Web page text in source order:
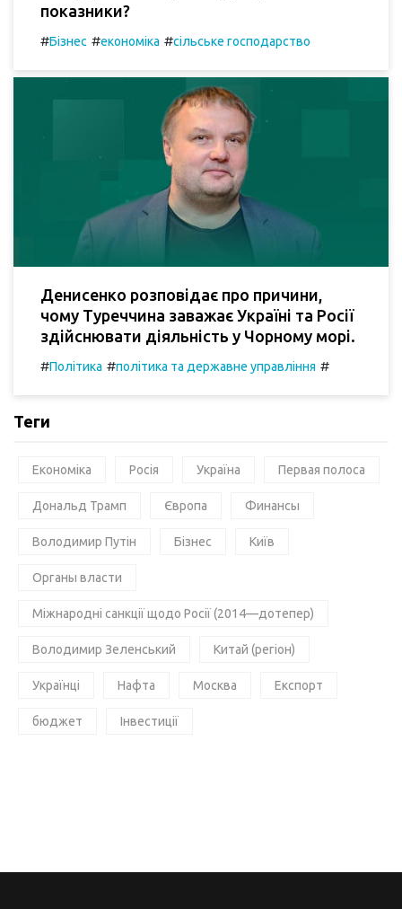
показники?
#Бізнес #економіка #сільське господарство
Денисенко розповідає про причини,
чому Туреччина заважає Україні та Росії
здійснювати діяльність у Чорному морі.
#Політика #політика та державне управління #
Теги
Економіка Росія Україна Первая полоса
Дональд Трамп Європа Финансы
Володимир Путін Бізнес Київ
Органы власти
Міжнародні санкції щодо Росії (2014—дотепер)
Володимир Зеленський Китай (регіон)
Українці Нафта Москва Експорт
бюджет Інвестиції